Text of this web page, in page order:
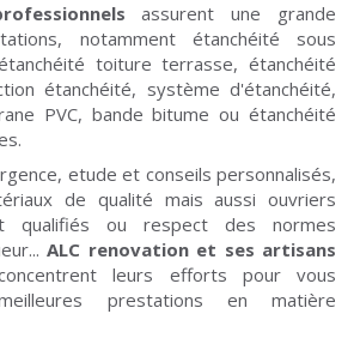
assurent une grande
notamment étanchéité sous
toiture terrasse, étanchéité
étanchéité, système d'étanchéité,
PVC, bande bitume ou étanchéité
etude et conseils personnalisés,
de qualité mais aussi ouvriers
qualifiés ou respect des normes
ALC renovation et ses artisans
leurs efforts pour vous
prestations en matière